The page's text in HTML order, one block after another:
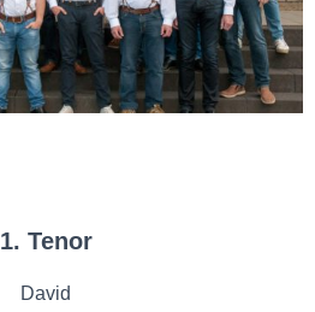
1. Tenor
David